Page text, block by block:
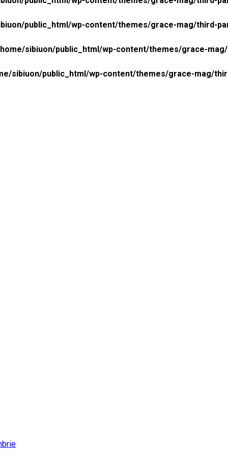
public_html/wp-content/themes/grace-mag/third-
sibiuon/public_html/wp-content/themes/grace-
sibiuon/public_html/wp-content/themes/grace-mag/